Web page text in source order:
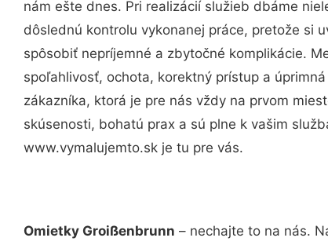
nám ešte dnes. Pri realizácií služieb dbáme
dôslednú kontrolu vykonanej práce, pretože si
spôsobiť nepríjemné a zbytočné komplikácie.
spoľahlivosť, ochota, korektný prístup a
zákazníka, ktorá je pre nás vždy na prvom
skúsenosti, bohatú prax a sú plne k vašim
www.vymalujemto.sk je tu pre vás.
Omietky Groißenbrunn – nechajte to na nás.